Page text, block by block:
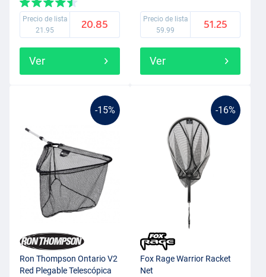
Precio de lista
21.95
20.85
Ver
Precio de lista
59.99
51.25
Ver
-15%
Ron Thompson Ontario V2
Red Plegable Telescópica
-16%
Fox Rage Warrior Racket
Net